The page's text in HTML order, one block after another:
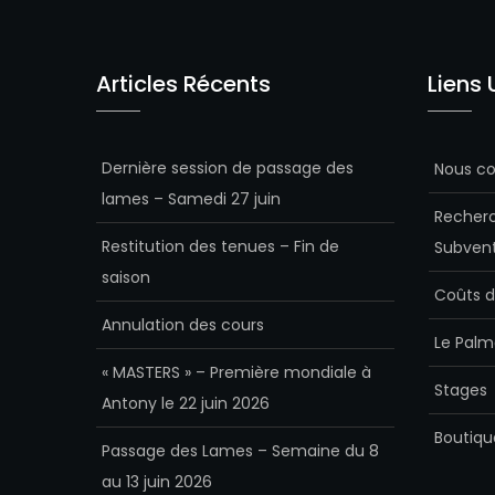
Articles Récents
Dernière session de passage des
lames – Samedi 27 juin
Restitution des tenues – Fin de
saison
Annulation des cours
« MASTERS » – Première mondiale à
Antony le 22 juin 2026
Passage des Lames – Semaine du 8
au 13 juin 2026
Liens
Nous
Coûts
Le
Stages